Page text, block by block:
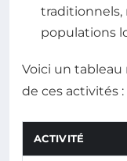
traditionnels,
populations
Voici un
de ces activités :
ACTIVITÉ